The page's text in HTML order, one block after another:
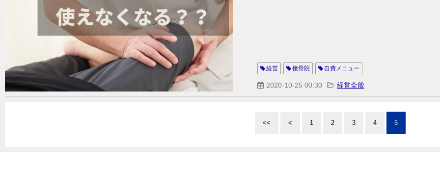
経営 接骨院 自費メニュー
2020-10-25 00:30 経営全般
<< < 1 2 3 4 5